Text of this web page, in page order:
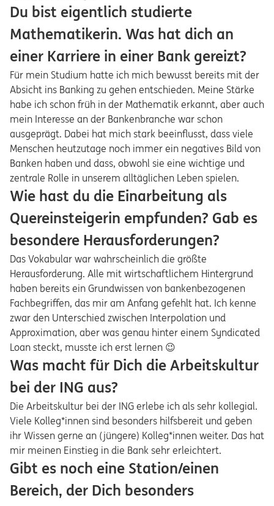
Du bist eigentlich studierte
Mathematikerin. Was hat dich an
einer Karriere in einer Bank gereizt?
Für mein Studium hatte ich mich bewusst bereits mit der
Absicht ins Banking zu gehen entschieden. Meine Stärke
habe ich schon früh in der Mathematik erkannt, aber auch
mein Interesse an der Bankenbranche war schon
ausgeprägt. Dabei hat mich stark beeinflusst, dass viele
Menschen heutzutage noch immer ein negatives Bild von
Banken haben und dass, obwohl sie eine wichtige und
zentrale Rolle in unserem alltäglichen Leben spielen.
Wie hast du die Einarbeitung als
Quereinsteigerin empfunden? Gab es
besondere Herausforderungen?
Das Vokabular war wahrscheinlich die größte
Herausforderung. Alle mit wirtschaftlichem Hintergrund
haben bereits ein Grundwissen von bankenbezogenen
Fachbegriffen, das mir am Anfang gefehlt hat. Ich kenne
zwar den Unterschied zwischen Interpolation und
Approximation, aber was genau hinter einem Syndicated
Loan steckt, musste ich erst lernen 😉
Was macht für Dich die Arbeitskultur
bei der ING aus?
Die Arbeitskultur bei der ING erlebe ich als sehr kollegial.
Viele Kolleg*innen sind besonders hilfsbereit und geben
ihr Wissen gerne an (jüngere) Kolleg*innen weiter. Das hat
mir meinen Einstieg in die Bank sehr erleichtert.
Gibt es noch eine Station/einen
Bereich, der Dich besonders